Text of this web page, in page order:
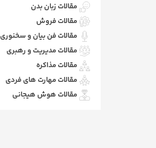
مقالات زبان بدن
مقالات فروش
مقالات فن بیان و سخنوری
مقالات مدیریت و رهبری
مقالات مذاکره
مقالات مهارت های فردی
مقالات هوش هیجانی